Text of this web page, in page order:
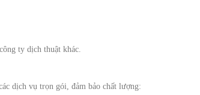
ty dịch thuật khác.
dịch vụ trọn gói, đảm bảo chất lượng: